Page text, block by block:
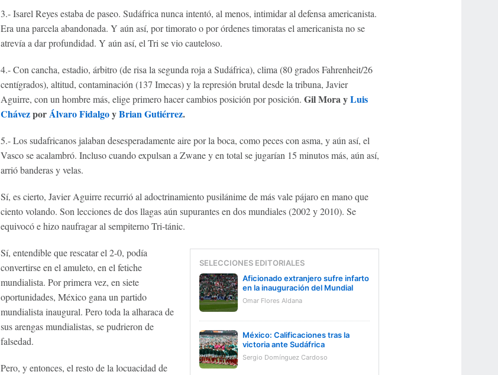
3.- Isarel Reyes estaba de paseo. Sudáfrica nunca intentó, al menos, intimidar al defensa americanista.
Era una parcela abandonada. Y aún así, por timorato o por órdenes timoratas el americanista no se
atrevía a dar profundidad. Y aún así, el Tri se vio cauteloso.
4.- Con cancha, estadio, árbitro (de risa la segunda roja a Sudáfrica), clima (80 grados Fahrenheit/26
centígrados), altitud, contaminación (137 Imecas) y la represión brutal desde la tribuna, Javier
Aguirre, con un hombre más, elige primero hacer cambios posición por posición. Gil Mora yLuis
ChávezporÁlvaro FidalgoyBrian Gutiérrez.
5.- Los sudafricanos jalaban desesperadamente aire por la boca, como peces con asma, y aún así, el
Vasco se acalambró. Incluso cuando expulsan a Zwane y en total se jugarían 15 minutos más, aún así,
arrió banderas y velas.
Sí, es cierto, Javier Aguirre recurrió al adoctrinamiento pusilánime de más vale pájaro en mano que
ciento volando. Son lecciones de dos llagas aún supurantes en dos mundiales (2002 y 2010). Se
equivocó e hizo naufragar al sempiterno Tri-tánic.
SELECCIONES EDITORIALES
Aficionado extranjero sufre infarto
en la inauguración del Mundial
Omar Flores Aldana
México: Calificaciones tras la
victoria ante Sudáfrica
Sergio Domínguez Cardoso
Sí, entendible que rescatar el 2-0, podía
convertirse en el amuleto, en el fetiche
mundialista. Por primera vez, en siete
oportunidades, México gana un partido
mundialista inaugural. Pero toda la alharaca de
sus arengas mundialistas, se pudrieron de
falsedad.
Pero, y entonces, el resto de la locuacidad de